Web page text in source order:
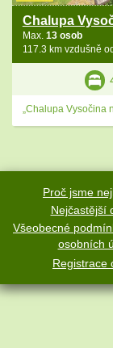
Chalupa
Max. 13 osob
117.3 km vzdušně
„Chalupa Vysočina
Proč jsme
Nejčastější
Všeobecné
osobních
Registrace